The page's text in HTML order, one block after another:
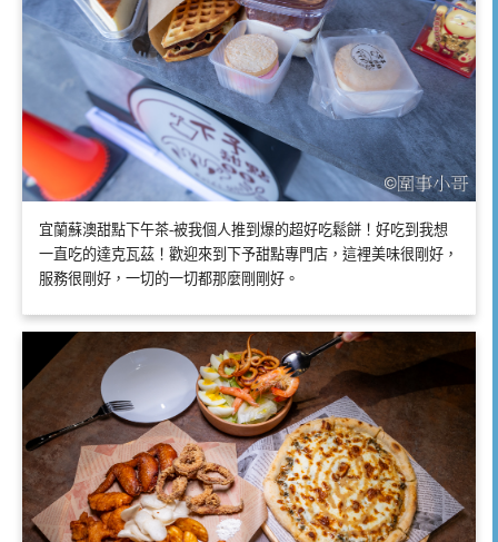
宜蘭蘇澳甜點下午茶-被我個人推到爆的超好吃鬆餅！好吃到我想
一直吃的達克瓦茲！歡迎來到下予甜點專門店，這裡美味很剛好，
服務很剛好，一切的一切都那麼剛剛好。